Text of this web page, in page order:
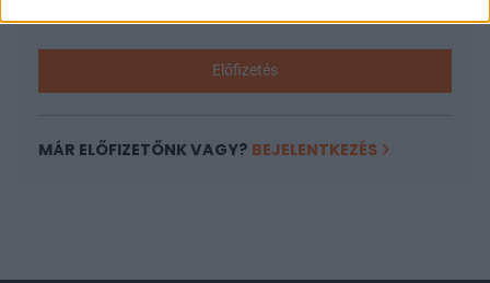
Előfizetés
MÁR ELŐFIZETŐNK VAGY? BEJELENTKEZÉS